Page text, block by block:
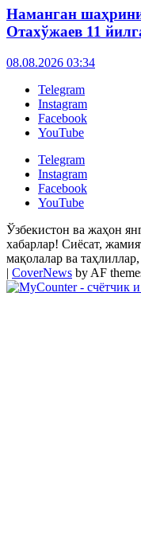
Наманган
Отахўжаев 11
08.08.2026 03:34
Telegram
Instagram
Facebook
YouTube
Telegram
Instagram
Facebook
YouTube
Ўзбекистон ва жаҳон
хабарлар! Сиёсат,
мақолалар ва
| CoverNews by AF